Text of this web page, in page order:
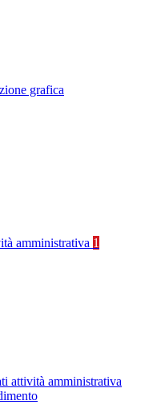
grafica
amministrativa 1
attività amministrativa